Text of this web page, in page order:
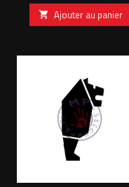
 Ajouter au panier